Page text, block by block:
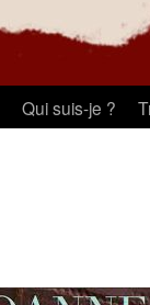
Qui suis-je ?